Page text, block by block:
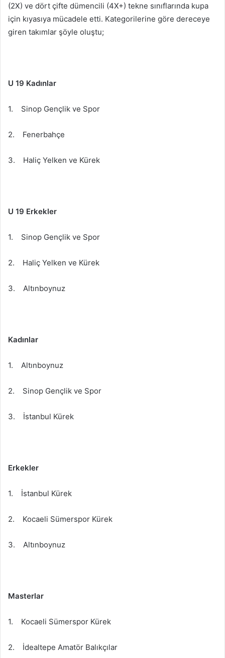
(2X) ve dört çifte dümencili (4X+) tekne sınıflarında kupa
için kıyasıya mücadele etti. Kategorilerine göre dereceye
giren takımlar şöyle oluştu;
U 19 Kadınlar
1. Sinop Gençlik ve Spor
2. Fenerbahçe
3. Haliç Yelken ve Kürek
U 19 Erkekler
1. Sinop Gençlik ve Spor
2. Haliç Yelken ve Kürek
3. Altınboynuz
Kadınlar
1. Altınboynuz
2. Sinop Gençlik ve Spor
3. İstanbul Kürek
Erkekler
1. İstanbul Kürek
2. Kocaeli Sümerspor Kürek
3. Altınboynuz
Masterlar
1. Kocaeli Sümerspor Kürek
2. İdealtepe Amatör Balıkçılar